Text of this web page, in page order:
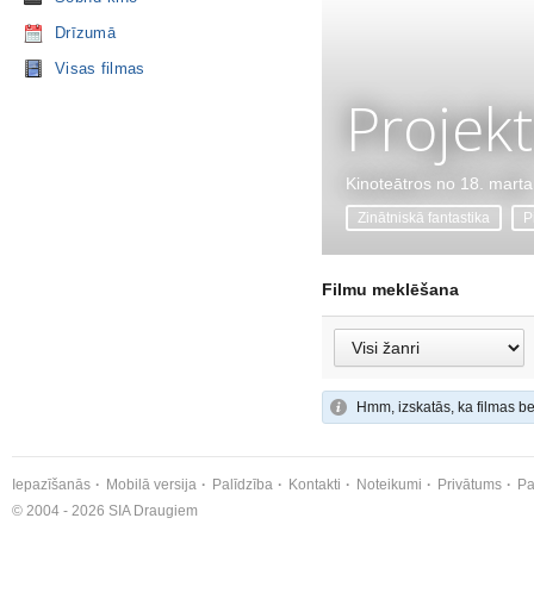
Drīzumā
Visas filmas
Kinoteātros no 18. marta
Zinātniskā fantastika
Filmu meklēšana
Hmm, izskatās, ka filmas
Iepazīšanās Mobilā versija Palīdzība Kontakti Noteikumi Privātums
© 2004 - 2026 SIA Draugiem